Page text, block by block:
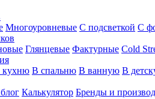
Многоуровневые С подсветкой С
Глянцевые Фактурные Cold
кухню В спальню В ванную В
Калькулятор Бренды и